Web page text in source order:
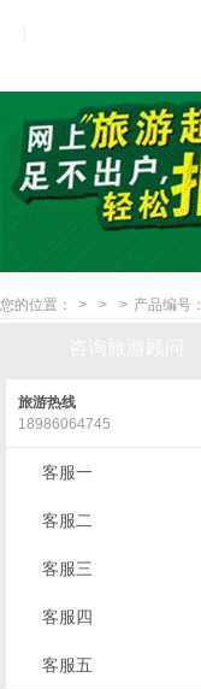
您的位置： > > > 产品编号：
旅游热线
18986064745
客服一
客服二
客服三
客服四
客服五